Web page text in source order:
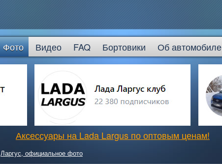
Фото Видео FAQ Бортовики Об автомобиле
Аксессуары на Lada Largus по оптовым ценам!
Ларгус, официальное фото